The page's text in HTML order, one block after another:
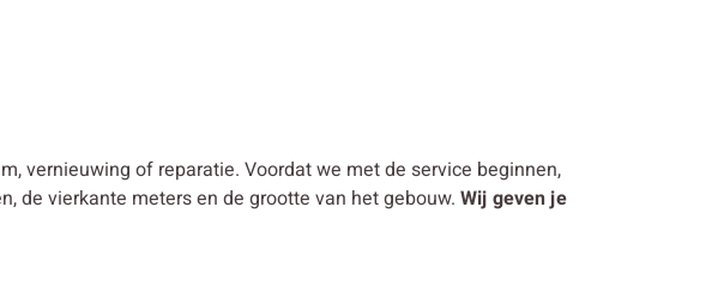
vernieuwing of reparatie. Voordat we met de service beginnen,
de vierkante meters en de grootte van het gebouw. Wij geven je